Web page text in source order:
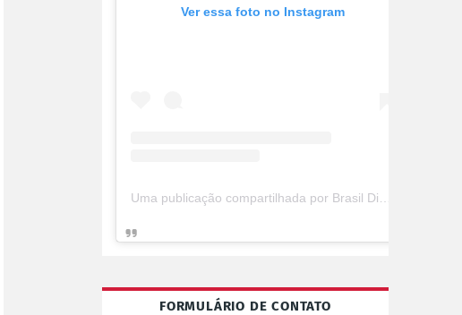
Ver essa foto no Instagram
FORMULÁRIO DE CONTATO